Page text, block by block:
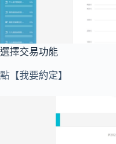
選擇交易功能
點【我要約定】